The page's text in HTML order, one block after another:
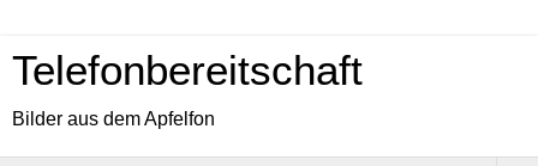
Telefonbereitschaft
Bilder aus dem Apfelfon